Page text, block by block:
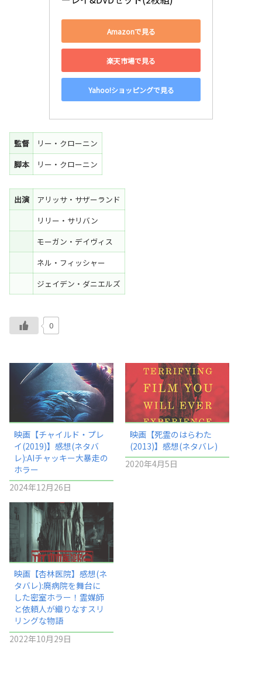
Amazonで見る
楽天市場で見る
Yahoo!ショッピングで見る
監督
リー・クローニン
脚本
リー・クローニン
出演
アリッサ・サザーランド
リリー・サリバン
モーガン・デイヴィス
ネル・フィッシャー
ジェイデン・ダニエルズ
0
映画【チャイルド・プレ
イ(2019)】感想(ネタバ
レ):AIチャッキー大暴走の
ホラー
2024年12月26日
映画【死霊のはらわた
(2013)】感想(ネタバレ)
2020年4月5日
映画【杏林医院】感想(ネ
タバレ):廃病院を舞台に
した密室ホラー！霊媒師
と依頼人が織りなすスリ
リングな物語
2022年10月29日